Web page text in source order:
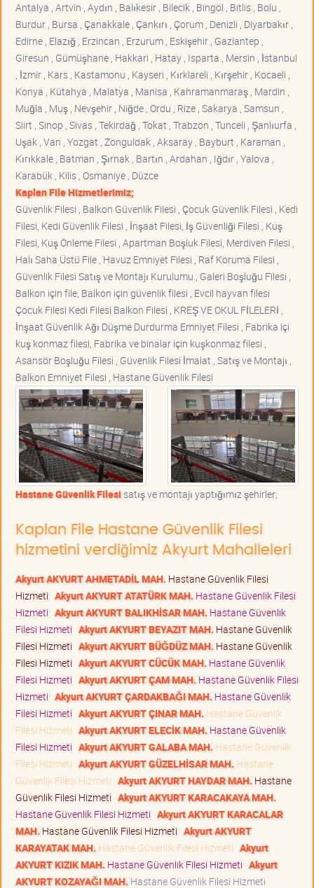
Antalya , Artvin , Aydın , Balıkesir , Bilecik , Bingöl , Bitlis , Bolu ,
Burdur , Bursa , Çanakkale , Çankırı , Çorum , Denizli , Diyarbakır ,
Edirne , Elazığ , Erzincan , Erzurum , Eskişehir , Gaziantep ,
Giresun , Gümüşhane , Hakkari , Hatay , Isparta , Mersin , İstanbul
, İzmir , Kars , Kastamonu , Kayseri , Kırklareli , Kırşehir , Kocaeli ,
Konya , Kütahya , Malatya , Manisa , Kahramanmaraş , Mardin ,
Muğla , Muş , Nevşehir , Niğde , Ordu , Rize , Sakarya , Samsun ,
Siirt , Sinop , Sivas , Tekirdağ , Tokat , Trabzon , Tunceli , Şanlıurfa ,
Uşak , Van , Yozgat , Zonguldak , Aksaray , Bayburt , Karaman ,
Kırıkkale , Batman , Şırnak , Bartın , Ardahan , Iğdır , Yalova ,
Karabük , Kilis , Osmaniye , Düzce
Kaplan File Hizmetlerimiz;
Güvenlik Filesi , Balkon Güvenlik Filesi , Çocuk Güvenlik Filesi , Kedi
Filesi, Kedi Güvenlik Filesi , İnşaat Filesi, İş Güvenliği Filesi , Kuş
Filesi, Kuş Önleme Filesi , Apartman Boşluk Filesi, Merdiven Filesi ,
Halı Saha Üstü File , Havuz Emniyet Filesi , Raf Koruma Filesi ,
Güvenlik Filesi Satış ve Montajı Kurulumu , Galeri Boşluğu Filesi ,
Balkon için file, Balkon için güvenlik filesi , Evcil hayvan filesi
Çocuk Filesi Kedi Filesi Balkon Filesi , KREŞ VE OKUL FİLELERİ ,
İnşaat Güvenlik Ağı Düşme Durdurma Emniyet Filesi , Fabrika içi
kuş konmaz filesi, Fabrika ve binalar için kuşkonmaz filesi ,
Asansör Boşluğu Filesi , Güvenlik Filesi İmalat , Satış ve Montajı ,
Balkon Emniyet Filesi , Hastane Güvenlik Filesi
Hastane Güvenlik Filesisatış ve montajı yaptığımız şehirler;
Kaplan File Hastane Güvenlik Filesi
hizmetini verdiğimiz Akyurt Mahalleleri
Akyurt AKYURT AHMETADİL MAH. Hastane Güvenlik Filesi
Hizmeti Akyurt AKYURT ATATÜRK MAH. Hastane Güvenlik Filesi
Hizmeti Akyurt AKYURT BALIKHİSAR MAH. Hastane Güvenlik
Filesi Hizmeti Akyurt AKYURT BEYAZIT MAH. Hastane Güvenlik
Filesi Hizmeti Akyurt AKYURT BÜĞDÜZ MAH. Hastane Güvenlik
Filesi Hizmeti Akyurt AKYURT CÜCÜK MAH. Hastane Güvenlik
Filesi Hizmeti Akyurt AKYURT ÇAM MAH. Hastane Güvenlik Filesi
Hizmeti Akyurt AKYURT ÇARDAKBAĞI MAH. Hastane Güvenlik
Filesi Hizmeti Akyurt AKYURT ÇINAR MAH. Hastane Güvenlik
Filesi Hizmeti Akyurt AKYURT ELECİK MAH. Hastane Güvenlik
Filesi Hizmeti Akyurt AKYURT GALABA MAH. Hastane Güvenlik
Filesi Hizmeti Akyurt AKYURT GÜZELHİSAR MAH. Hastane
Güvenlik Filesi Hizmeti Akyurt AKYURT HAYDAR MAH. Hastane
Güvenlik Filesi Hizmeti Akyurt AKYURT KARACAKAYA MAH.
Hastane Güvenlik Filesi Hizmeti Akyurt AKYURT KARACALAR
MAH. Hastane Güvenlik Filesi Hizmeti Akyurt AKYURT
KARAYATAK MAH. Hastane Güvenlik Filesi Hizmeti Akyurt
AKYURT KIZIK MAH. Hastane Güvenlik Filesi Hizmeti Akyurt
AKYURT KOZAYAĞI MAH. Hastane Güvenlik Filesi Hizmeti